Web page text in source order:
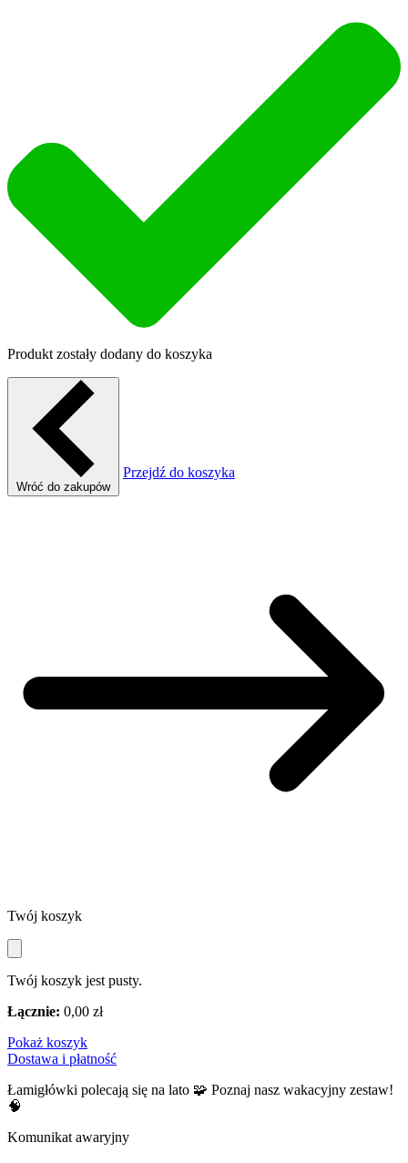
Produkt zostały dodany do koszyka
Wróć do zakupów
Przejdź do koszyka
Twój koszyk
Twój koszyk jest pusty.
Łącznie: 0,00 zł
Pokaż koszyk
Dostawa i płatność
Łamigłówki polecają się na lato 🧩 Poznaj nasz wakacyjny zestaw!
🧠
Komunikat awaryjny